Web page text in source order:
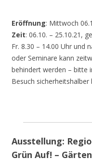
Eröffnung: Mittwoch
Zeit: 06.10. – 25.10.21,
Fr. 8.30 – 14.00 Uhr und
oder Seminare kann
behindert werden – bitte
Besuch sicherheitshalber
Ausstellung:
Grün Auf! –